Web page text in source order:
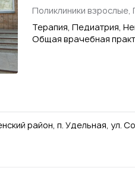
Поликлиники взрослые,
Терапия, Педиатрия,
Общая врачебная
район, п. Удельная, ул.